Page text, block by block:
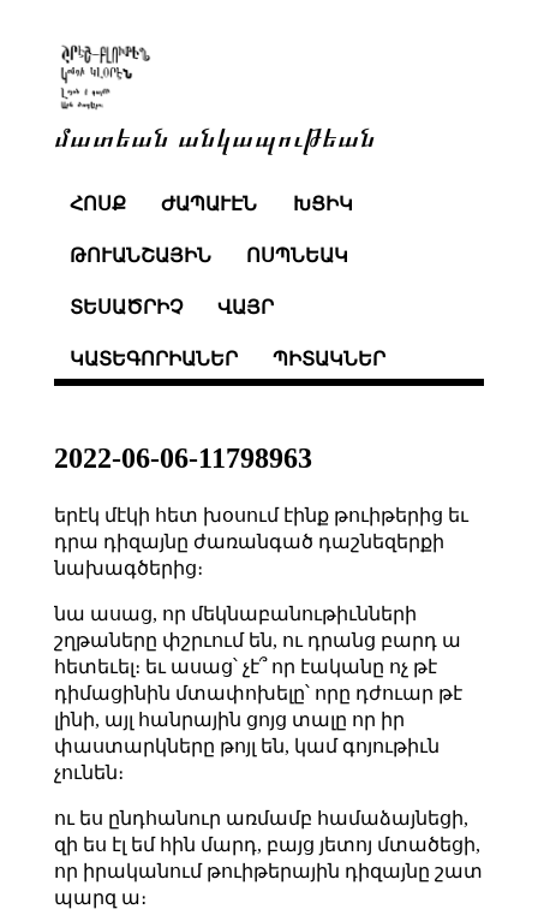
մատեան անկապութեան
ՀՈՍՔ ԺԱՊԱՒԷՆ ԽՑԻԿ
ԹՈՒԱՆՇԱՅԻՆ ՈՍՊՆԵԱԿ
ՏԵՍԱԾՐԻՉ ՎԱՅՐ
ԿԱՏԵԳՈՐԻԱՆԵՐ ՊԻՏԱԿՆԵՐ
2022-06-06-11798963
երէկ մէկի հետ խօսում էինք թուիթերից եւ
դրա դիզայնը ժառանգած դաշնեզերքի
նախագծերից։
նա ասաց, որ մեկնաբանութիւնների
շղթաները փշրւում են, ու դրանց բարդ ա
հետեւել։ եւ ասաց՝ չէ՞ որ էականը ոչ թէ
դիմացինին մտափոխելը՝ որը դժուար թէ
լինի, այլ հանրային ցոյց տալը որ իր
փաստարկները թոյլ են, կամ գոյութիւն
չունեն։
ու ես ընդհանուր առմամբ համաձայնեցի,
զի ես էլ եմ հին մարդ, բայց յետոյ մտածեցի,
որ իրականում թուիթերային դիզայնը շատ
պարզ ա։